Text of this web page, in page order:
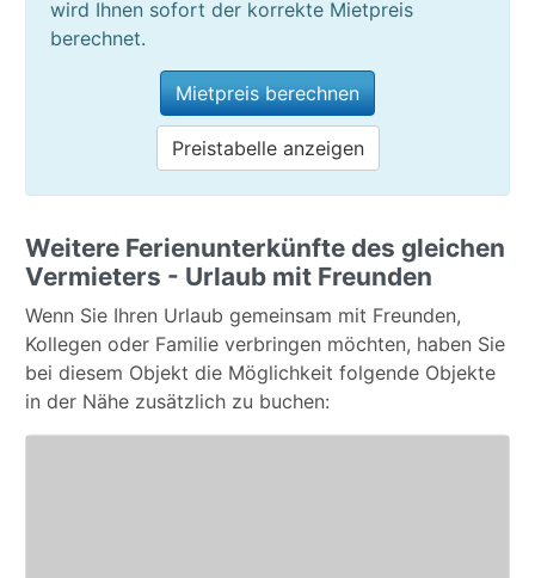
wird Ihnen sofort der korrekte Mietpreis
berechnet.
Mietpreis berechnen
Preistabelle anzeigen
Weitere Ferienunterkünfte des gleichen
Vermieters - Urlaub mit Freunden
Wenn Sie Ihren Urlaub gemeinsam mit Freunden,
Kollegen oder Familie verbringen möchten, haben Sie
bei diesem Objekt die Möglichkeit folgende Objekte
in der Nähe zusätzlich zu buchen: